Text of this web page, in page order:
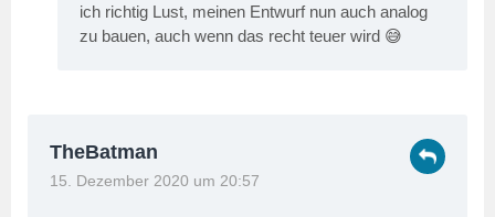
ich richtig Lust, meinen Entwurf nun auch analog
zu bauen, auch wenn das recht teuer wird 😅
TheBatman
15. Dezember 2020 um 20:57